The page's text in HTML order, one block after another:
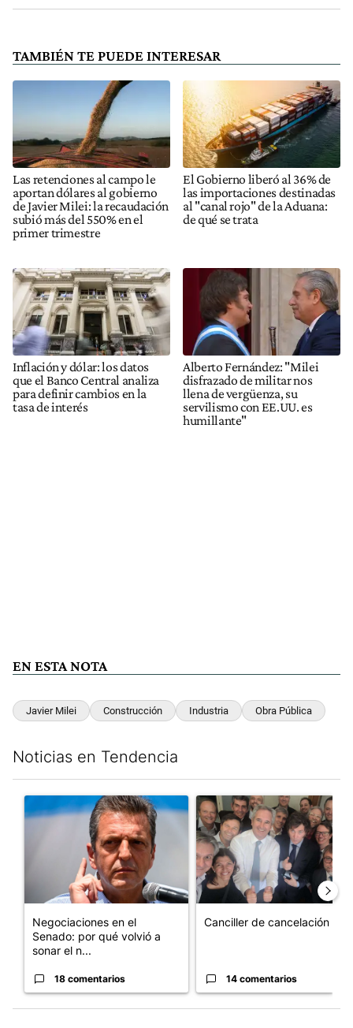
TAMBIÉN TE PUEDE INTERESAR
Las retenciones al campo le
aportan dólares al gobierno
de Javier Milei: la recaudación
subió más del 550% en el
primer trimestre
El Gobierno liberó al 36% de
las importaciones destinadas
al "canal rojo" de la Aduana:
de qué se trata
Inflación y dólar: los datos
que el Banco Central analiza
para definir cambios en la
tasa de interés
Alberto Fernández: "Milei
disfrazado de militar nos
llena de vergüenza, su
servilismo con EE.UU. es
humillante"
EN ESTA NOTA
Javier Milei Construcción Industria Obra Pública
Noticias en Tendencia
Un artículo de tendencia con el título "Negociaciones en el
Negociaciones en el
Senado: por qué volvió a
sonar el n...
18 comentarios
Un artículo de tendencia con
Canciller de cancelación
14 comentarios